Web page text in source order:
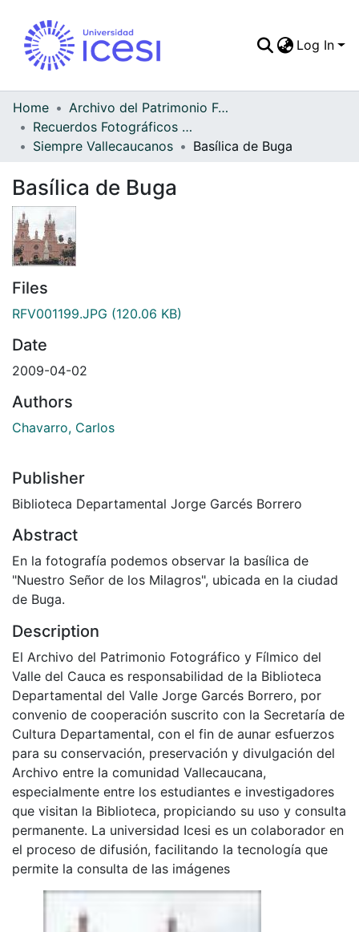
Log In
Home
Archivo del Patrimonio Fotográfico y Fílmico del Valle del Cauca
Recuerdos Fotográficos Vallecaucanos
Siempre Vallecaucanos
Basílica de Buga
Basílica de Buga
Files
RFV001199.JPG (120.06 KB)
Date
2009-04-02
Authors
Chavarro, Carlos
Publisher
Biblioteca Departamental Jorge Garcés Borrero
Abstract
En la fotografía podemos observar la basílica de
"Nuestro Señor de los Milagros", ubicada en la ciudad
de Buga.
Description
El Archivo del Patrimonio Fotográfico y Fílmico del
Valle del Cauca es responsabilidad de la Biblioteca
Departamental del Valle Jorge Garcés Borrero, por
convenio de cooperación suscrito con la Secretaría de
Cultura Departamental, con el fin de aunar esfuerzos
para su conservación, preservación y divulgación del
Archivo entre la comunidad Vallecaucana,
especialmente entre los estudiantes e investigadores
que visitan la Biblioteca, propiciando su uso y consulta
permanente. La universidad Icesi es un colaborador en
el proceso de difusión, facilitando la tecnología que
permite la consulta de las imágenes